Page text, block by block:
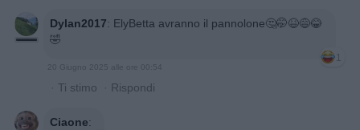
Dylan2017: ElyBetta avranno il pannolone🤔🤭😆😅😂
🤣
1
20 Giugno 2025 alle ore 00:54
· Ti stimo · Rispondi
Ciaone: